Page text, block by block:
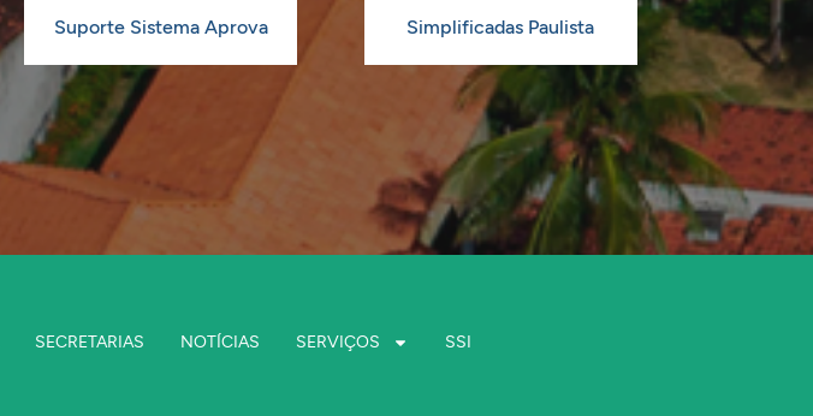
Suporte Sistema Aprova Simplificadas Paulista
SECRETARIAS NOTÍCIAS SERVIÇOS SSI